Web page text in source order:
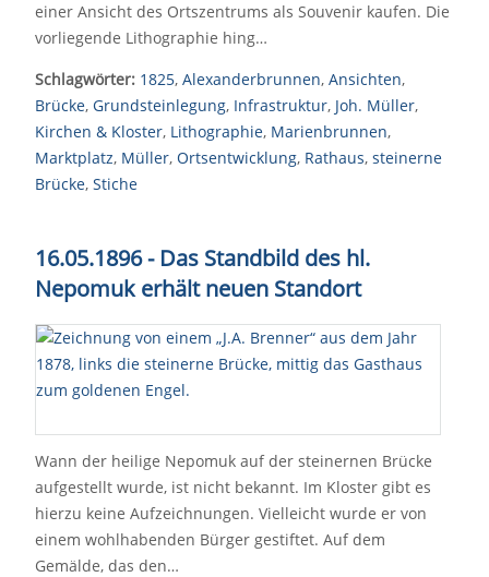
einer Ansicht des Ortszentrums als Souvenir kaufen. Die
vorliegende Lithographie hing…
Schlagwörter: 1825, Alexanderbrunnen, Ansichten,
Brücke, Grundsteinlegung, Infrastruktur, Joh. Müller,
Kirchen & Kloster, Lithographie, Marienbrunnen,
Marktplatz, Müller, Ortsentwicklung, Rathaus, steinerne
Brücke, Stiche
16.05.1896 - Das Standbild des hl.
Nepomuk erhält neuen Standort
Wann der heilige Nepomuk auf der steinernen Brücke
aufgestellt wurde, ist nicht bekannt. Im Kloster gibt es
hierzu keine Aufzeichnungen. Vielleicht wurde er von
einem wohlhabenden Bürger gestiftet. Auf dem
Gemälde, das den…